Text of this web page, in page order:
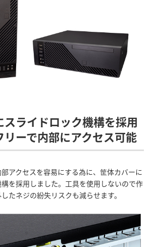
ライドロック機構を採用
リーで内部にアクセス可能
アクセスを容易にする為に、筐体カバーに
を採用しました。工具を使用しないので作
たネジの紛失リスクも減らせます。